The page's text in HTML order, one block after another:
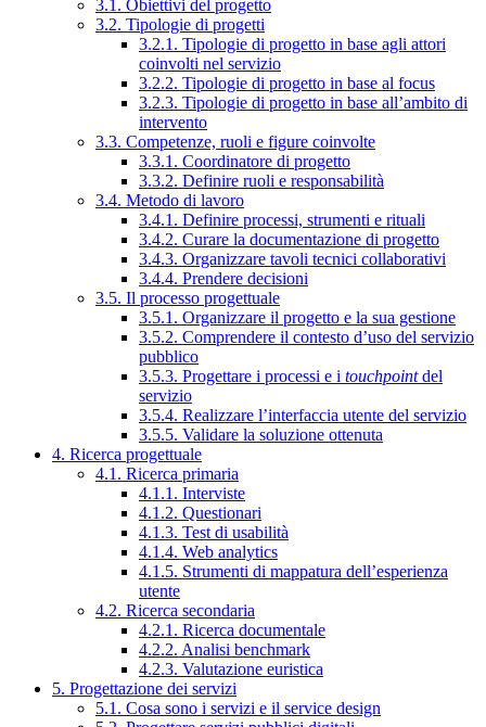
3.1. Obiettivi del progetto
3.2. Tipologie di progetti
3.2.1. Tipologie di progetto in base agli attori
coinvolti nel servizio
3.2.2. Tipologie di progetto in base al focus
3.2.3. Tipologie di progetto in base all’ambito di
intervento
3.3. Competenze, ruoli e figure coinvolte
3.3.1. Coordinatore di progetto
3.3.2. Definire ruoli e responsabilità
3.4. Metodo di lavoro
3.4.1. Definire processi, strumenti e rituali
3.4.2. Curare la documentazione di progetto
3.4.3. Organizzare tavoli tecnici collaborativi
3.4.4. Prendere decisioni
3.5. Il processo progettuale
3.5.1. Organizzare il progetto e la sua gestione
3.5.2. Comprendere il contesto d’uso del servizio
pubblico
3.5.3. Progettare i processi e i touchpointdel
servizio
3.5.4. Realizzare l’interfaccia utente del servizio
3.5.5. Validare la soluzione ottenuta
4. Ricerca progettuale
4.1. Ricerca primaria
4.1.1. Interviste
4.1.2. Questionari
4.1.3. Test di usabilità
4.1.4. Web analytics
4.1.5. Strumenti di mappatura dell’esperienza
utente
4.2. Ricerca secondaria
4.2.1. Ricerca documentale
4.2.2. Analisi benchmark
4.2.3. Valutazione euristica
5. Progettazione dei servizi
5.1. Cosa sono i servizi e il service design